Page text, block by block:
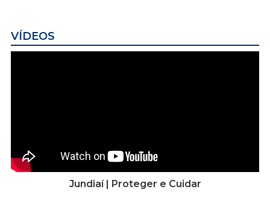
VÍDEOS
Jundiaí | Proteger e Cuidar